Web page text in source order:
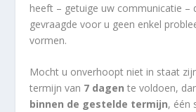
heeft – getuige uw communicatie –
gevraagde voor u geen enkel
vormen.
Mocht u onverhoopt niet in staat
termijn van 7 dagente voldoen,
binnen de gestelde termijn, één